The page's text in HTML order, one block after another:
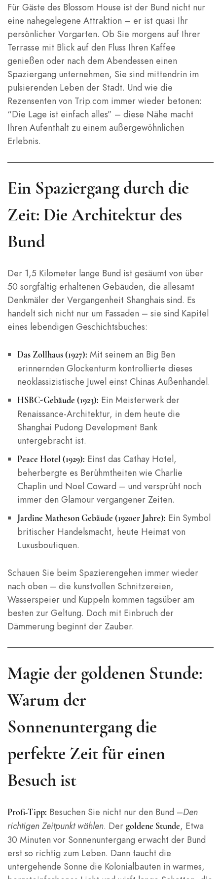
Für Gäste des Blossom House ist der Bund nicht nur
eine nahegelegene Attraktion – er ist quasi Ihr
persönlicher Vorgarten. Ob Sie morgens auf Ihrer
Terrasse mit Blick auf den Fluss Ihren Kaffee
genießen oder nach dem Abendessen einen
Spaziergang unternehmen, Sie sind mittendrin im
pulsierenden Leben der Stadt. Und wie die
Rezensenten von Trip.com immer wieder betonen:
“Die Lage ist einfach alles” – diese Nähe macht
Ihren Aufenthalt zu einem außergewöhnlichen
Erlebnis.
Ein Spaziergang durch die
Zeit: Die Architektur des
Bund
Der 1,5 Kilometer lange Bund ist gesäumt von über
50 sorgfältig erhaltenen Gebäuden, die allesamt
Denkmäler der Vergangenheit Shanghais sind. Es
handelt sich nicht nur um Fassaden – sie sind Kapitel
eines lebendigen Geschichtsbuches:
Das Zollhaus (1927): Mit seinem an Big Ben
erinnernden Glockenturm kontrollierte dieses
neoklassizistische Juwel einst Chinas Außenhandel.
HSBC-Gebäude (1923): Ein Meisterwerk der
Renaissance-Architektur, in dem heute die
Shanghai Pudong Development Bank
untergebracht ist.
Peace Hotel (1929): Einst das Cathay Hotel,
beherbergte es Berühmtheiten wie Charlie
Chaplin und Noel Coward – und versprüht noch
immer den Glamour vergangener Zeiten.
Jardine Matheson Gebäude (1920er Jahre): Ein Symbol
britischer Handelsmacht, heute Heimat von
Luxusboutiquen.
Schauen Sie beim Spazierengehen immer wieder
nach oben – die kunstvollen Schnitzereien,
Wasserspeier und Kuppeln kommen tagsüber am
besten zur Geltung. Doch mit Einbruch der
Dämmerung beginnt der Zauber.
Magie der goldenen Stunde:
Warum der
Sonnenuntergang die
perfekte Zeit für einen
Besuch ist
Profi-Tipp: Besuchen Sie nicht nur den Bund –Den
richtigen Zeitpunkt wählen. Der goldene Stunde, Etwa
30 Minuten vor Sonnenuntergang erwacht der Bund
erst so richtig zum Leben. Dann taucht die
untergehende Sonne die Kolonialbauten in warmes,